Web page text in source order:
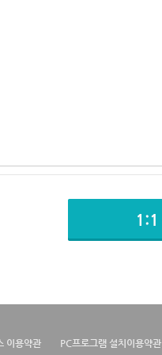
이용약관 PC프로그램 설치이용약관